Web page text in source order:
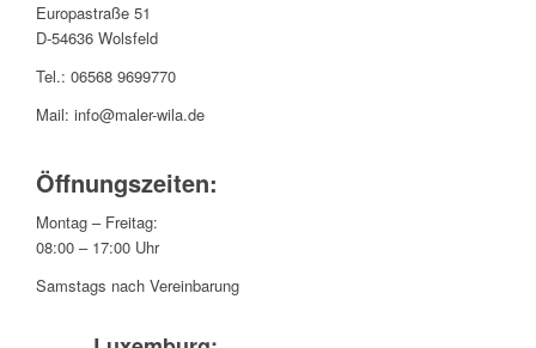
Europastraße 51
D-54636 Wolsfeld
Tel.: 06568 9699770
Mail: info@maler-wila.de
Öffnungszeiten:
Montag – Freitag:
08:00 – 17:00 Uhr
Samstags nach Vereinbarung